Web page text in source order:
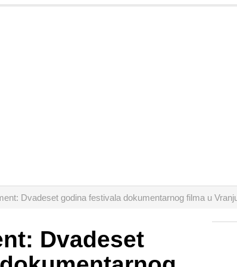
Dvadeset godina festivala dokumentarnog filma u
Dvadeset